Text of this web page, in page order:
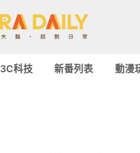
3C科技 新番列表 動漫